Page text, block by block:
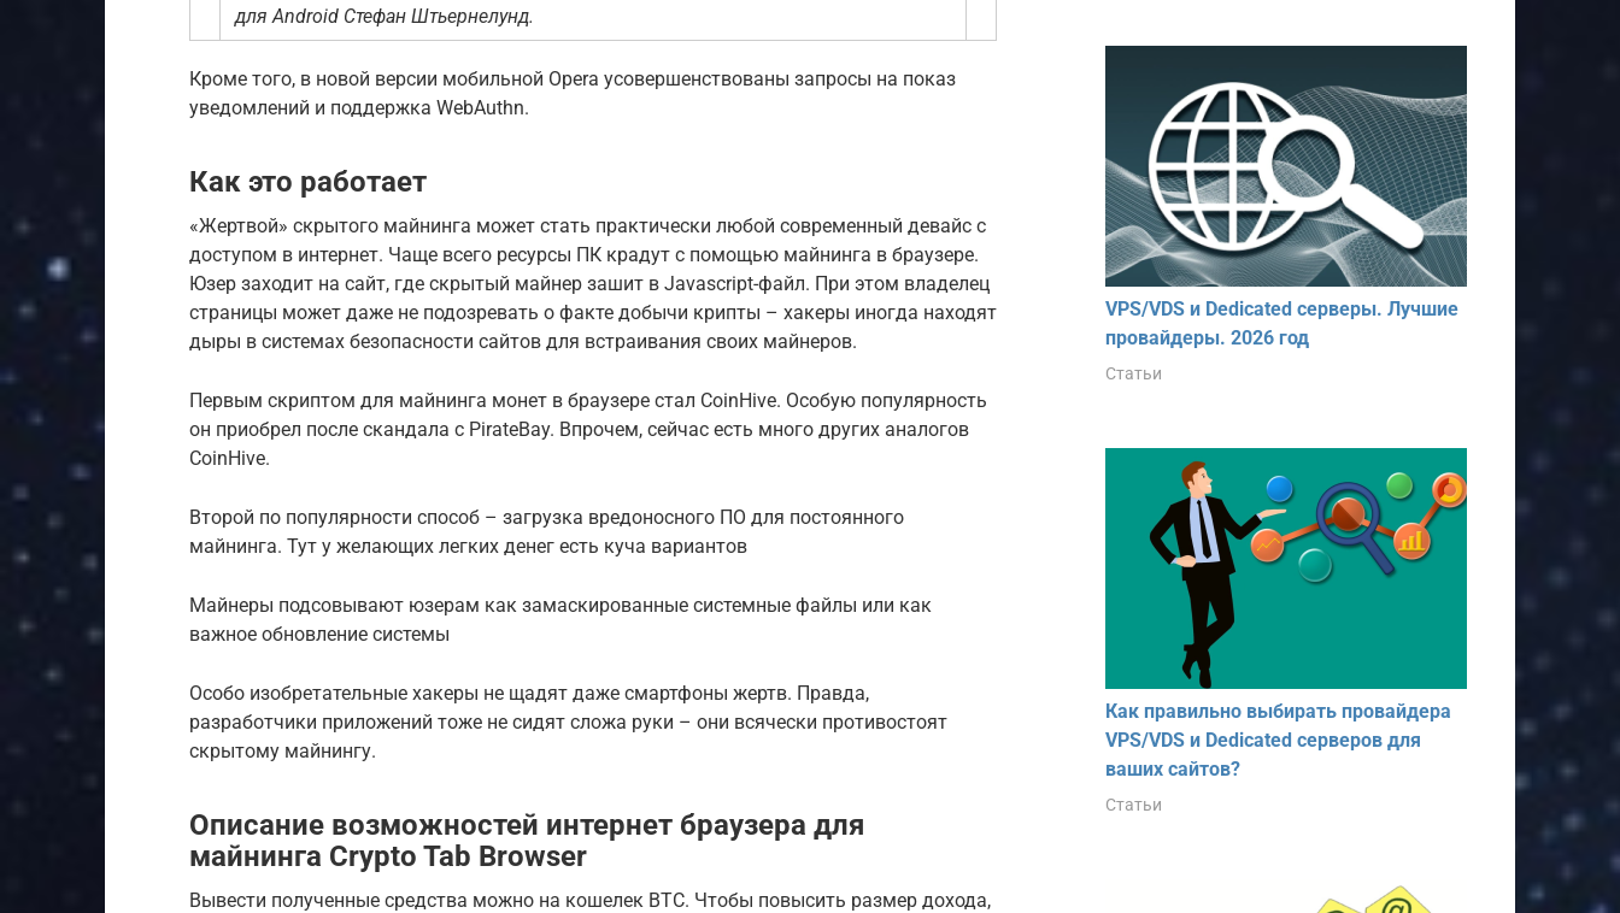
для Android Стефан Штьернелунд.
Кроме того, в новой версии мобильной Opera усовершенствованы запросы на показ
уведомлений и поддержка WebAuthn.
Как это работает
«Жертвой» скрытого майнинга может стать практически любой современный девайс с
доступом в интернет. Чаще всего ресурсы ПК крадут с помощью майнинга в браузере.
Юзер заходит на сайт, где скрытый майнер зашит в Javascript-файл. При этом владелец
страницы может даже не подозревать о факте добычи крипты – хакеры иногда находят
дыры в системах безопасности сайтов для встраивания своих майнеров.
Первым скриптом для майнинга монет в браузере стал CoinHive. Особую популярность
он приобрел после скандала с PirateBay. Впрочем, сейчас есть много других аналогов
CoinHive.
Второй по популярности способ – загрузка вредоносного ПО для постоянного
майнинга. Тут у желающих легких денег есть куча вариантов
Майнеры подсовывают юзерам как замаскированные системные файлы или как
важное обновление системы
Особо изобретательные хакеры не щадят даже смартфоны жертв. Правда,
разработчики приложений тоже не сидят сложа руки – они всячески противостоят
скрытому майнингу.
Описание возможностей интернет браузера для
майнинга Crypto Tab Browser
Вывести полученные средства можно на кошелек ВТС. Чтобы повысить размер дохода,
VPS/VDS и Dedicated серверы. Лучшие
провайдеры. 2026 год
Статьи
Как правильно выбирать провайдера
VPS/VDS и Dedicated серверов для
ваших сайтов?
Статьи